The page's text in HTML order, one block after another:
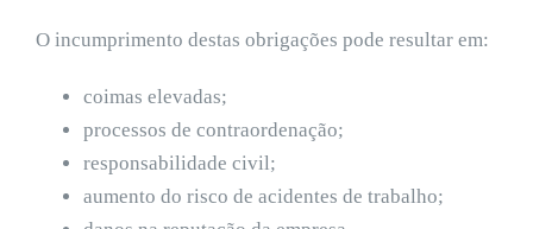
O incumprimento destas obrigações pode resultar em:
coimas elevadas;
processos de contraordenação;
responsabilidade civil;
aumento do risco de acidentes de trabalho;